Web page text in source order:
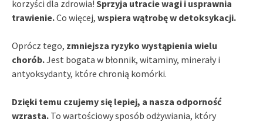
korzyści dla zdrowia! Sprzyja utracie wagi i usprawnia
trawienie.Co więcej, wspiera wątrobę w detoksykacji.
Oprócz tego, zmniejsza ryzyko wystąpienia wielu
chorób.Jest bogata w błonnik, witaminy, minerały i
antyoksydanty, które chronią komórki.
Dzięki temu czujemy się lepiej, a nasza odporność
wzrasta. To wartościowy sposób odżywiania, który